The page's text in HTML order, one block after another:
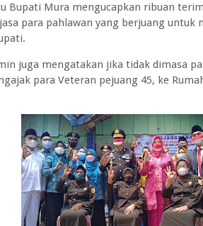
Bupati Mura mengucapkan ribuan
para pahlawan yang berjuang untuk
juga mengatakan jika tidak dimasa
para Veteran pejuang 45, ke